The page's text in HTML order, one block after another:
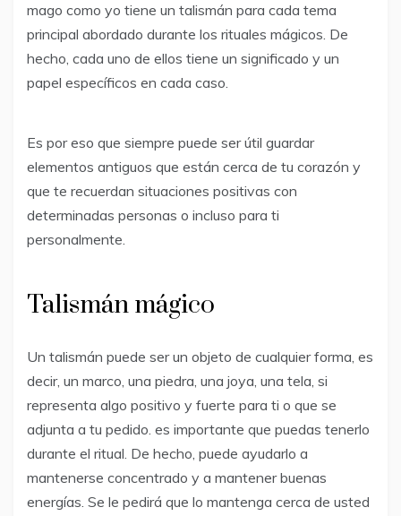
mago como yo tiene un talismán para cada tema
principal abordado durante los rituales mágicos. De
hecho, cada uno de ellos tiene un significado y un
papel específicos en cada caso.
Es por eso que siempre puede ser útil guardar
elementos antiguos que están cerca de tu corazón y
que te recuerdan situaciones positivas con
determinadas personas o incluso para ti
personalmente.
Talismán mágico
Un talismán puede ser un objeto de cualquier forma, es
decir, un marco, una piedra, una joya, una tela, si
representa algo positivo y fuerte para ti o que se
adjunta a tu pedido. es importante que puedas tenerlo
durante el ritual. De hecho, puede ayudarlo a
mantenerse concentrado y a mantener buenas
energías. Se le pedirá que lo mantenga cerca de usted